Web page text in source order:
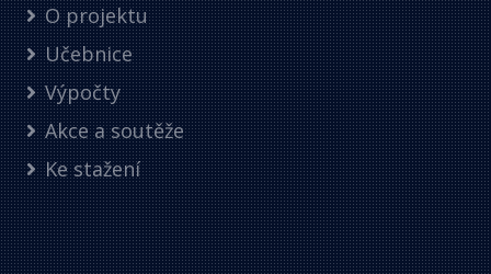
O projektu
Učebnice
Výpočty
Akce a soutěže
Ke stažení